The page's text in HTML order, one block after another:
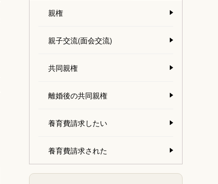
親権
親子交流(面会交流)
共同親権
離婚後の共同親権
養育費請求したい
養育費請求された